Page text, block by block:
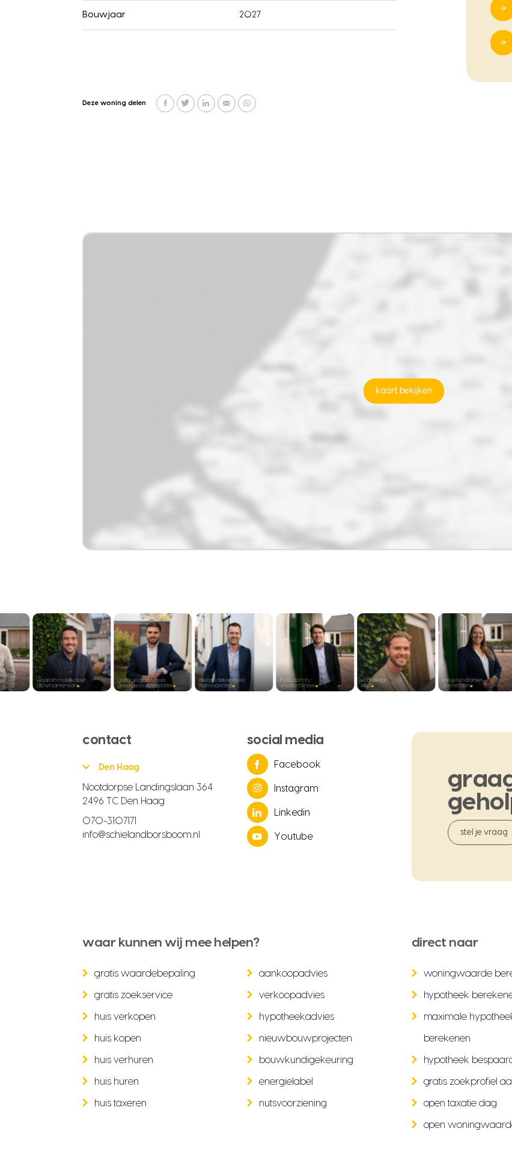
Bouwjaar 2027
Deze woning delen
kaart bekijken
contact
Den Haag
Nootdorpse Landingslaan 364
2496 TC Den Haag
070-3107171
info@schielandborsboom.nl
social media
Facebook
Instagram
Linkedin
Youtube stel je vraag
waar kunnen wij mee helpen?
gratis waardebepaling
gratis zoekservice
huis verkopen
huis kopen
huis verhuren
huis huren
huis taxeren
aankoopadvies
verkoopadvies
hypotheekadvies
nieuwbouwprojecten
bouwkundigekeuring
energielabel
nutsvoorziening
direct naar
woningwaarde
hypotheek
maximale
berekenen
hypotheek
gratis zoekprofiel
open taxatie dag
open